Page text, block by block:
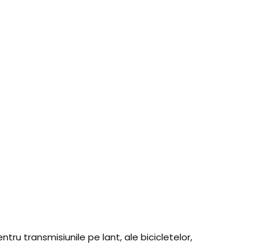
transmisiunile pe lant, ale bicicletelor,